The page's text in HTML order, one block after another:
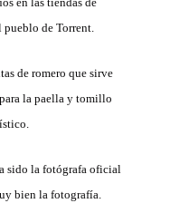
pueblo de Torrent.
de romero que sirve
la paella y tomillo
sido la fotógrafa oficial
bien la fotografía.